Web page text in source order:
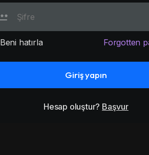
Beni hatırla Forgotten
Giriş yapın
Hesap oluştur? Başvur